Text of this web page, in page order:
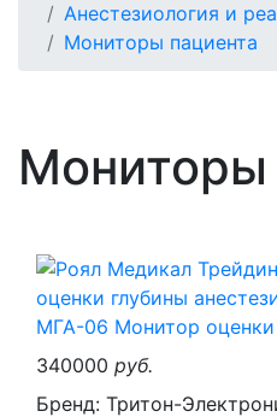
Анестезиология и
Мониторы пациента
Мониторы
МГА-06 Монитор оценки
340000 руб.
Бренд: Тритон-